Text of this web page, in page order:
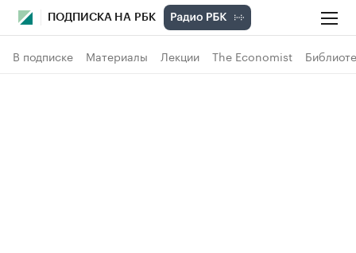
ПОДПИСКА НА РБК
В подписке Материалы Лекции The Economist